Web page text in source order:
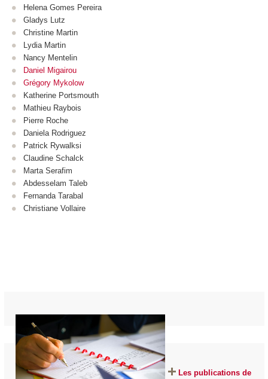
Helena Gomes Pereira
Gladys Lutz
Christine Martin
Lydia Martin
Nancy Mentelin
Daniel Migairou
Grégory Mykolow
Katherine Portsmouth
Mathieu Raybois
Pierre Roche
Daniela Rodriguez
Patrick Rywalksi
Claudine Schalck
Marta Serafim
Abdesselam Taleb
Fernanda Tarabal
Christiane Vollaire
Les publications de